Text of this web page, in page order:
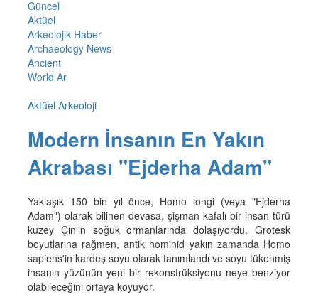
Güncel
Aktüel
Arkeolojik Haber
Archaeology News
Ancient
World Ar
Aktüel Arkeoloji
Modern İnsanın En Yakın
Akrabası "Ejderha Adam"
Yaklaşık 150 bin yıl önce, Homo longi (veya "Ejderha
Adam") olarak bilinen devasa, şişman kafalı bir insan türü
kuzey Çin'in soğuk ormanlarında dolaşıyordu. Grotesk
boyutlarına rağmen, antik hominid yakın zamanda Homo
sapiens'in kardeş soyu olarak tanımlandı ve soyu tükenmiş
insanın yüzünün yeni bir rekonstrüksiyonu neye benziyor
olabileceğini ortaya koyuyor.